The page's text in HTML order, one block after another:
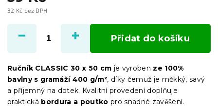
32 Kč bez DPH
cena:
Přidat do košíku
Ručník CLASSIC 30 x 50 cm je vyroben ze 100%
bavlny s gramáží 400 g/m², díky čemuž je měkký, savý
a příjemný na dotek. Kvalitní provedení doplňuje
praktická bordura a poutko pro snadné zavěšení.